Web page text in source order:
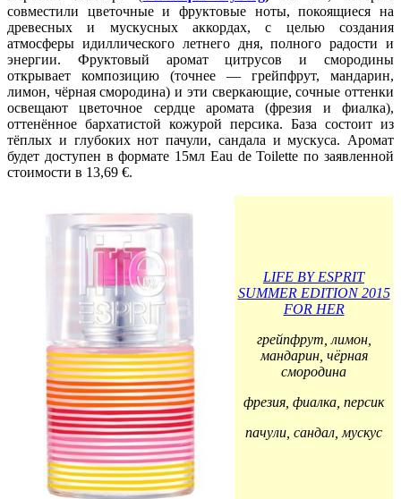
совместили цветочные и фруктовые ноты, покоящиеся на
древесных и мускусных аккордах, с целью создания
атмосферы идиллического летнего дня, полного радости и
энергии. Фруктовый аромат цитрусов и смородины
открывает композицию (точнее — грейпфрут, мандарин,
лимон, чёрная смородина) и эти сверкающие, сочные оттенки
освещают цветочное сердце аромата (фрезия и фиалка),
оттенённое бархатистой кожурой персика. База состоит из
тёплых и глубоких нот пачули, сандала и мускуса. Аромат
будет доступен в формате 15мл Eau de Toilette по заявленной
стоимости в 13,69 €.
LIFE BY ESPRIT
SUMMER EDITION 2015
FOR HER
грейпфрут, лимон,
мандарин, чёрная
смородина
фрезия, фиалка, персик
пачули, сандал, мускус